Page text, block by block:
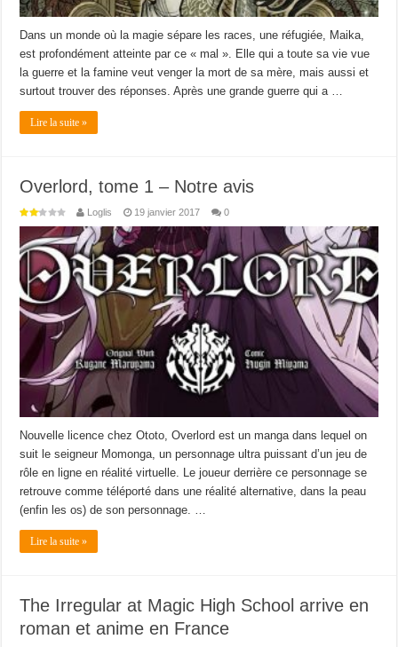
Dans un monde où la magie sépare les races, une réfugiée, Maika,
est profondément atteinte par ce « mal ». Elle qui a toute sa vie vue
la guerre et la famine veut venger la mort de sa mère, mais aussi et
surtout trouver des réponses. Après une grande guerre qui a …
Lire la suite »
Overlord, tome 1 – Notre avis
Loglis 19 janvier 2017 0
Nouvelle licence chez Ototo, Overlord est un manga dans lequel on
suit le seigneur Momonga, un personnage ultra puissant d’un jeu de
rôle en ligne en réalité virtuelle. Le joueur derrière ce personnage se
retrouve comme téléporté dans une réalité alternative, dans la peau
(enfin les os) de son personnage. …
Lire la suite »
The Irregular at Magic High School arrive en
roman et anime en France